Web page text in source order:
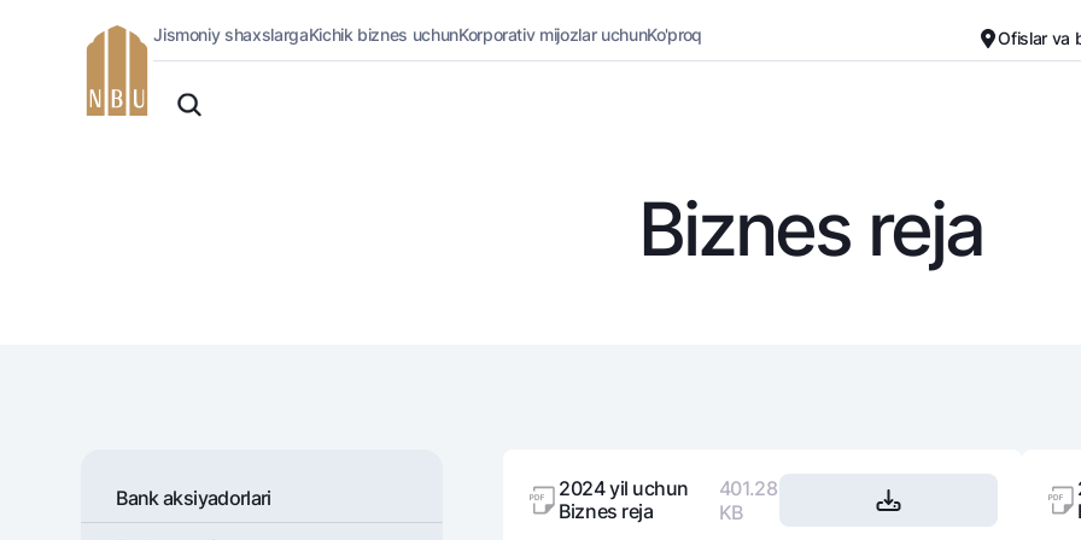
O'zbek Onlayn-bank
Omonatlar
Talab qilib olinguncha USD
Kartalar
Jismoniy shaxslargaKichik biznes uchunKorporativ mijozlar uchunKo'proq Ofislar va
Oq-qora versiya
Biznes reja
Bank aksiyadorlari
2024 yil uchun
Biznes reja
401.28
KB